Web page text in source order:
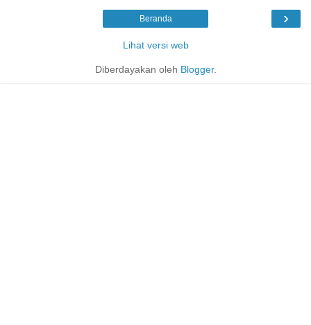
›
Beranda
Lihat versi web
Diberdayakan oleh Blogger.